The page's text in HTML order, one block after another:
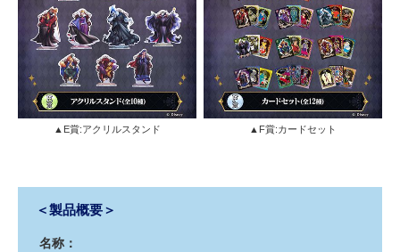
▲E賞:アクリルスタンド ▲F賞:カードセット
＜製品概要＞
名称：